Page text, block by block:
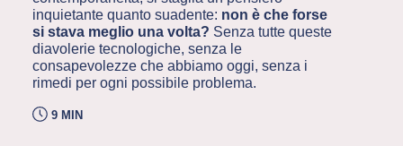
inquietante quanto suadente: non è che forse
si stava meglio una volta? Senza tutte queste
diavolerie tecnologiche, senza le
consapevolezze che abbiamo oggi, senza i
rimedi per ogni possibile problema.
9 MIN